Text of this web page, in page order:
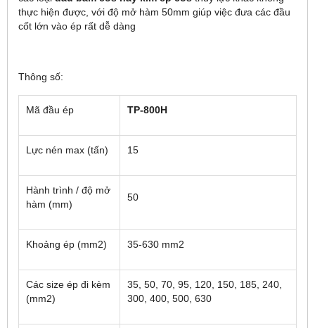
thực hiện được, với độ mở hàm 50mm giúp việc đưa các đầu
cốt lớn vào ép rất dễ dàng
Thông số:
Mã đầu ép TP-800H
Lực nén max (tấn) 15
Hành trình / độ mở
hàm (mm)
50
Khoảng ép (mm2) 35-630 mm2
Các size ép đi kèm
(mm2)
35, 50, 70, 95, 120, 150, 185, 240,
300, 400, 500, 630